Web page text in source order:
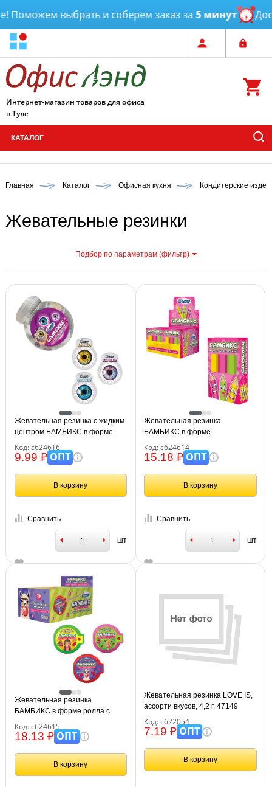
выбрать и соберем заказ за5 минут
Интернет-магазин товаров для офиса
в Туле
КАТАЛОГ
Главная Каталог Офисная кухня Кондитерские
Жевательные резинки
Подбор по параметрам (фильтр)
Жевательная резинка с жидким
центром БАМБИКС в форме
глаза, БОМБАСВИТС, ассорти,
12 г, 624616
Код: с624616
9.99 ₽ОПТ
В корзину
Сравнить
шт
Жевательная резинка
БАМБИКС в форме
карандашей, БОМБАСВИТС, 15
г, клубника, яблоко, лимон, 15 г,
Код: с624614
15.18 ₽ОПТ
В корзину
Сравнить
шт
Жевательная резинка
БАМБИКС в форме ролла с
тату, БОМБАСВИТС, 12 г,
клубника, вишня, арбуз, 12 г,
Код: с624615
18.13 ₽ОПТ
В корзину
Жевательная резинка LOVE IS,
ассорти вкусов, 4,2 г, 47149
Код: с622054
7.19 ₽ОПТ
В корзину